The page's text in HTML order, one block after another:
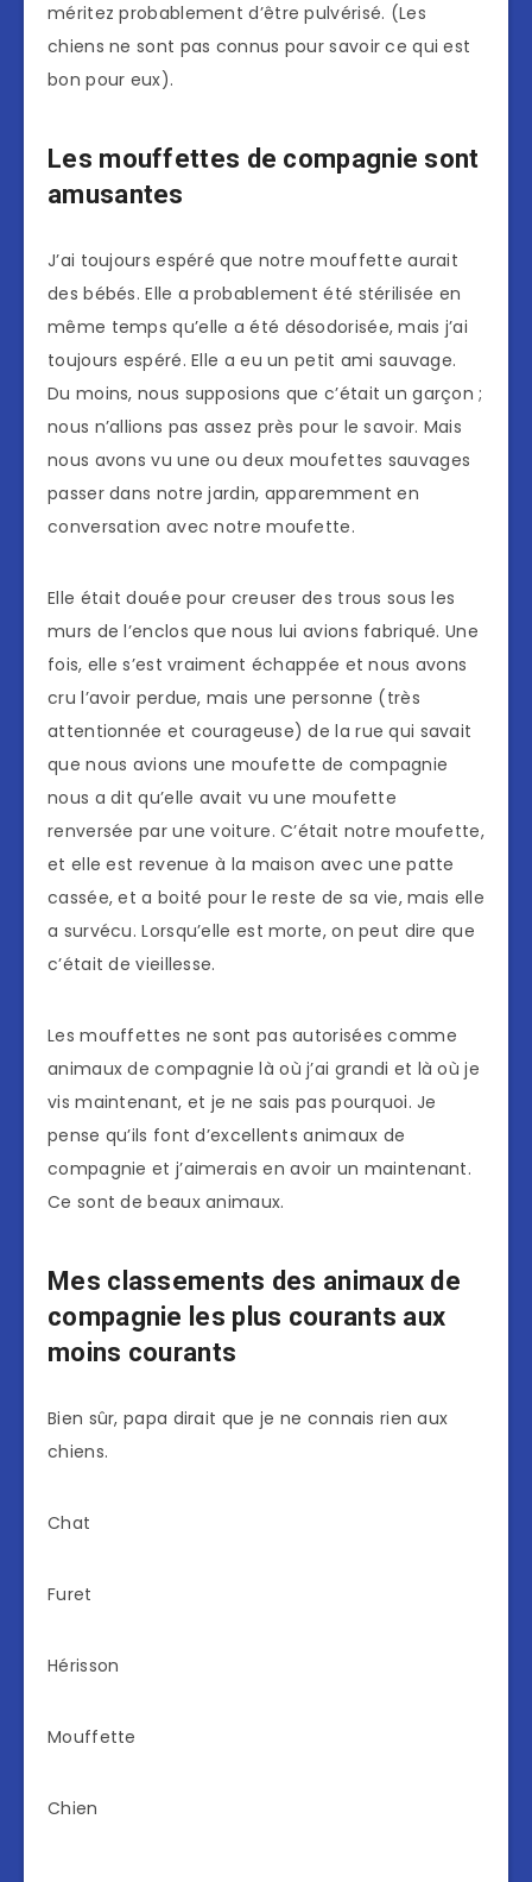
méritez probablement d’être pulvérisé. (Les
chiens ne sont pas connus pour savoir ce qui est
bon pour eux).
Les mouffettes de compagnie sont
amusantes
J’ai toujours espéré que notre mouffette aurait
des bébés. Elle a probablement été stérilisée en
même temps qu’elle a été désodorisée, mais j’ai
toujours espéré. Elle a eu un petit ami sauvage.
Du moins, nous supposions que c’était un garçon ;
nous n’allions pas assez près pour le savoir. Mais
nous avons vu une ou deux moufettes sauvages
passer dans notre jardin, apparemment en
conversation avec notre moufette.
Elle était douée pour creuser des trous sous les
murs de l’enclos que nous lui avions fabriqué. Une
fois, elle s’est vraiment échappée et nous avons
cru l’avoir perdue, mais une personne (très
attentionnée et courageuse) de la rue qui savait
que nous avions une moufette de compagnie
nous a dit qu’elle avait vu une moufette
renversée par une voiture. C’était notre moufette,
et elle est revenue à la maison avec une patte
cassée, et a boité pour le reste de sa vie, mais elle
a survécu. Lorsqu’elle est morte, on peut dire que
c’était de vieillesse.
Les mouffettes ne sont pas autorisées comme
animaux de compagnie là où j’ai grandi et là où je
vis maintenant, et je ne sais pas pourquoi. Je
pense qu’ils font d’excellents animaux de
compagnie et j’aimerais en avoir un maintenant.
Ce sont de beaux animaux.
Mes classements des animaux de
compagnie les plus courants aux
moins courants
Bien sûr, papa dirait que je ne connais rien aux
chiens.
Chat
Furet
Hérisson
Mouffette
Chien